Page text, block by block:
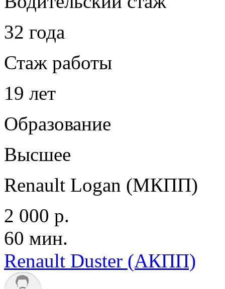
32 года
Стаж работы
19 лет
Образование
Высшее
Renault Logan (МКПП)
2 000 р.
60 мин.
Renault Duster (АКПП)